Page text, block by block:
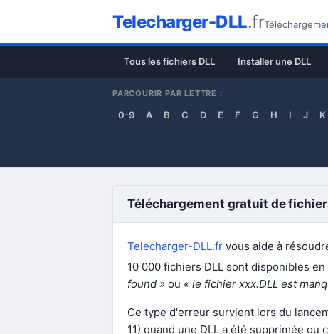
Telecharger-DLL.fr
Tous les fichiers DLL Installer une DLL
PARCOURIR PAR LETTRE :
0-9 A B C D E F G H I J K
Téléchargement gratuit de
Telecharger-DLL.fr vous aide à
10 000 fichiers DLL sont disponibles
found » ou « le fichier xxx.DLL est
Ce type d'erreur survient lors du
11) quand une DLL a été supprimée ou